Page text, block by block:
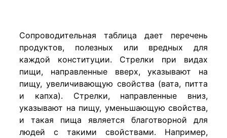
Сопроводительная таблица дает перечень
продуктов, полезных или вредных для
каждой конституции. Стрелки при видах
пищи, направленные вверх, указывают на
пищу, увеличивающую свойства (вата, питта
и капха). Стрелки, направленные вниз,
указывают на пищу, уменьшающую свойства,
и такая пища является благотворной для
людей с такими свойствами. Например,